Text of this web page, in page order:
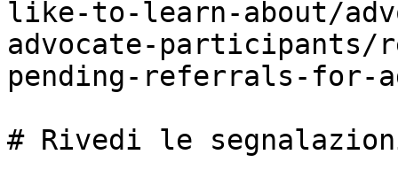
like-to-learn-about/
advocate-participants/
pending-referrals-for-
# Rivedi le